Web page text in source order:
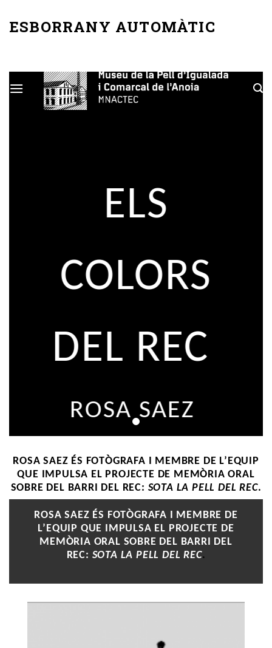
ESBORRANY AUTOMÀTIC
ELS
COLORS
DEL REC
ROSA SAEZ
ROSA SAEZ ÉS FOTÒGRAFA I MEMBRE DE L’EQUIP
QUE IMPULSA EL PROJECTE DE MEMÒRIA ORAL
SOBRE DEL BARRI DEL REC: SOTA LA PELL DEL REC.
ROSA SAEZ ÉS FOTÒGRAFA I MEMBRE DE
L’EQUIP QUE IMPULSA EL PROJECTE DE
MEMÒRIA ORAL SOBRE DEL BARRI DEL
REC: SOTA LA PELL DEL REC.